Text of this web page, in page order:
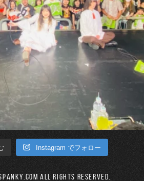
Instagram でフォロー
All Rights Reserved.